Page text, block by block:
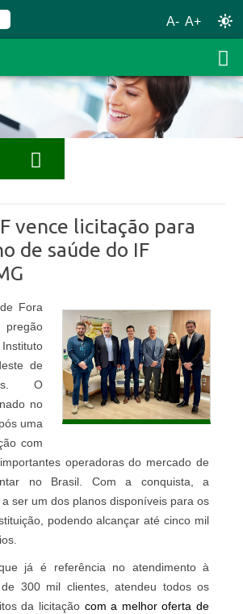
A- A+
vence licitação para
de saúde do IF
Fora
de
O
no
uma
com
operadoras do mercado de
no Brasil. Com a conquista, a
ser um dos planos disponíveis para os
podendo alcançar até cinco mil
já é referência no atendimento à
300 mil clientes, atendeu todos os
da licitação com a melhor oferta de